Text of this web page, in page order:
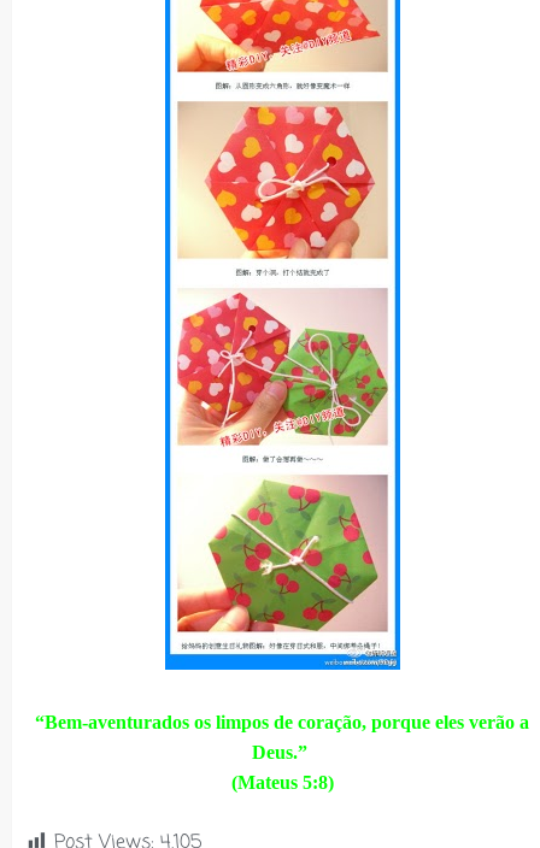
“Bem-aventurados os limpos de coração, porque eles verão a
Deus.”
(Mateus 5:8)